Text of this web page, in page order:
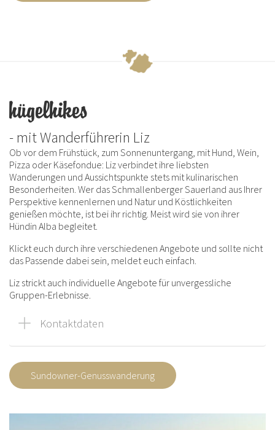
hügelhikes
- mit Wanderführerin Liz
Ob vor dem Frühstück, zum Sonnenuntergang, mit Hund, Wein,
Pizza oder Käsefondue: Liz verbindet ihre liebsten
Wanderungen und Aussichtspunkte stets mit kulinarischen
Besonderheiten. Wer das Schmallenberger Sauerland aus Ihrer
Perspektive kennenlernen und Natur und Köstlichkeiten
genießen möchte, ist bei ihr richtig. Meist wird sie von ihrer
Hündin Alba begleitet.
Klickt euch durch ihre verschiedenen Angebote und sollte nicht
das Passende dabei sein, meldet euch einfach.
Liz strickt auch individuelle Angebote für unvergessliche
Gruppen-Erlebnisse.
Kontaktdaten
Sundowner-Genusswanderung